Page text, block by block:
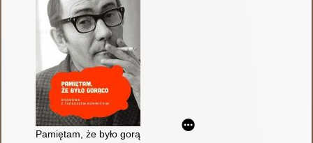
Pamiętam, że było gorąco : rozmowa z Tadeuszem Konwickim